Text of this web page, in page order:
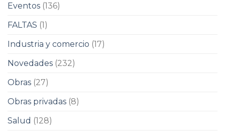
Eventos (136)
FALTAS (1)
Industria y comercio (17)
Novedades (232)
Obras (27)
Obras privadas (8)
Salud (128)